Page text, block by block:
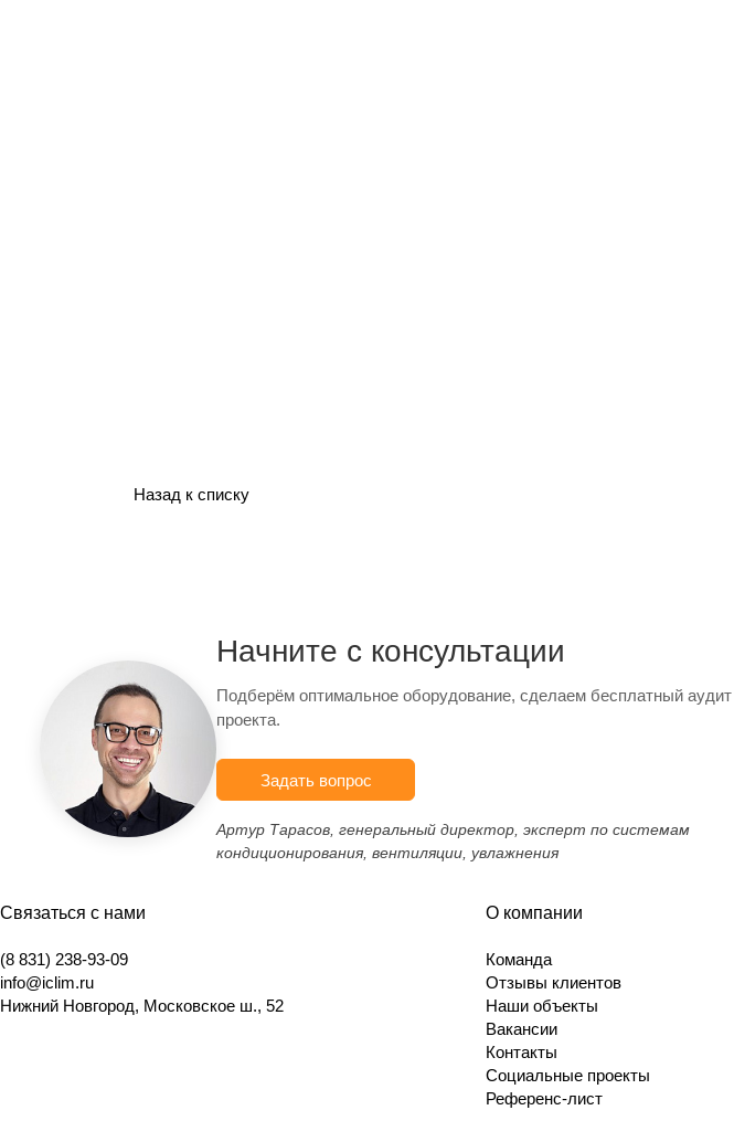
Назад к списку
Начните с консультации
Подберём оптимальное оборудование, сделаем бесплатный аудит
проекта.
Задать вопрос
Артур Тарасов, генеральный директор, эксперт по системам
кондиционирования, вентиляции, увлажнения
Связаться с нами
(8 831) 238-93-09
info@iclim.ru
Нижний Новгород, Московское ш., 52
О компании
Команда
Отзывы клиентов
Наши объекты
Вакансии
Контакты
Социальные проекты
Референс-лист